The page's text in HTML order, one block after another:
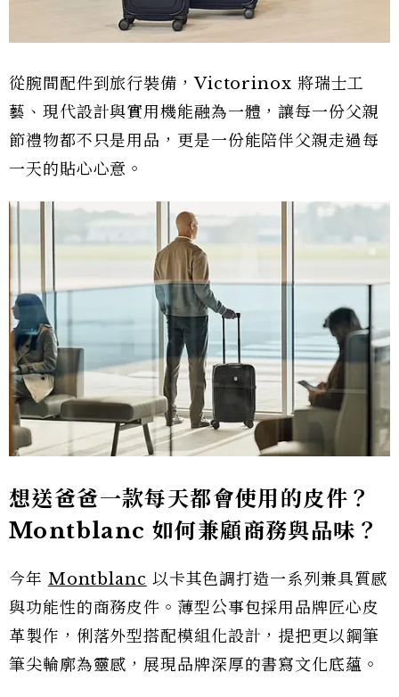
從腕間配件到旅行裝備，Victorinox 將瑞士工
藝、現代設計與實用機能融為一體，讓每一份父親
節禮物都不只是用品，更是一份能陪伴父親走過每
一天的貼心心意。
想送爸爸一款每天都會使用的皮件？
Montblanc 如何兼顧商務與品味？
今年 Montblanc 以卡其色調打造一系列兼具質感
與功能性的商務皮件。薄型公事包採用品牌匠心皮
革製作，俐落外型搭配模組化設計，提把更以鋼筆
筆尖輪廓為靈感，展現品牌深厚的書寫文化底蘊。